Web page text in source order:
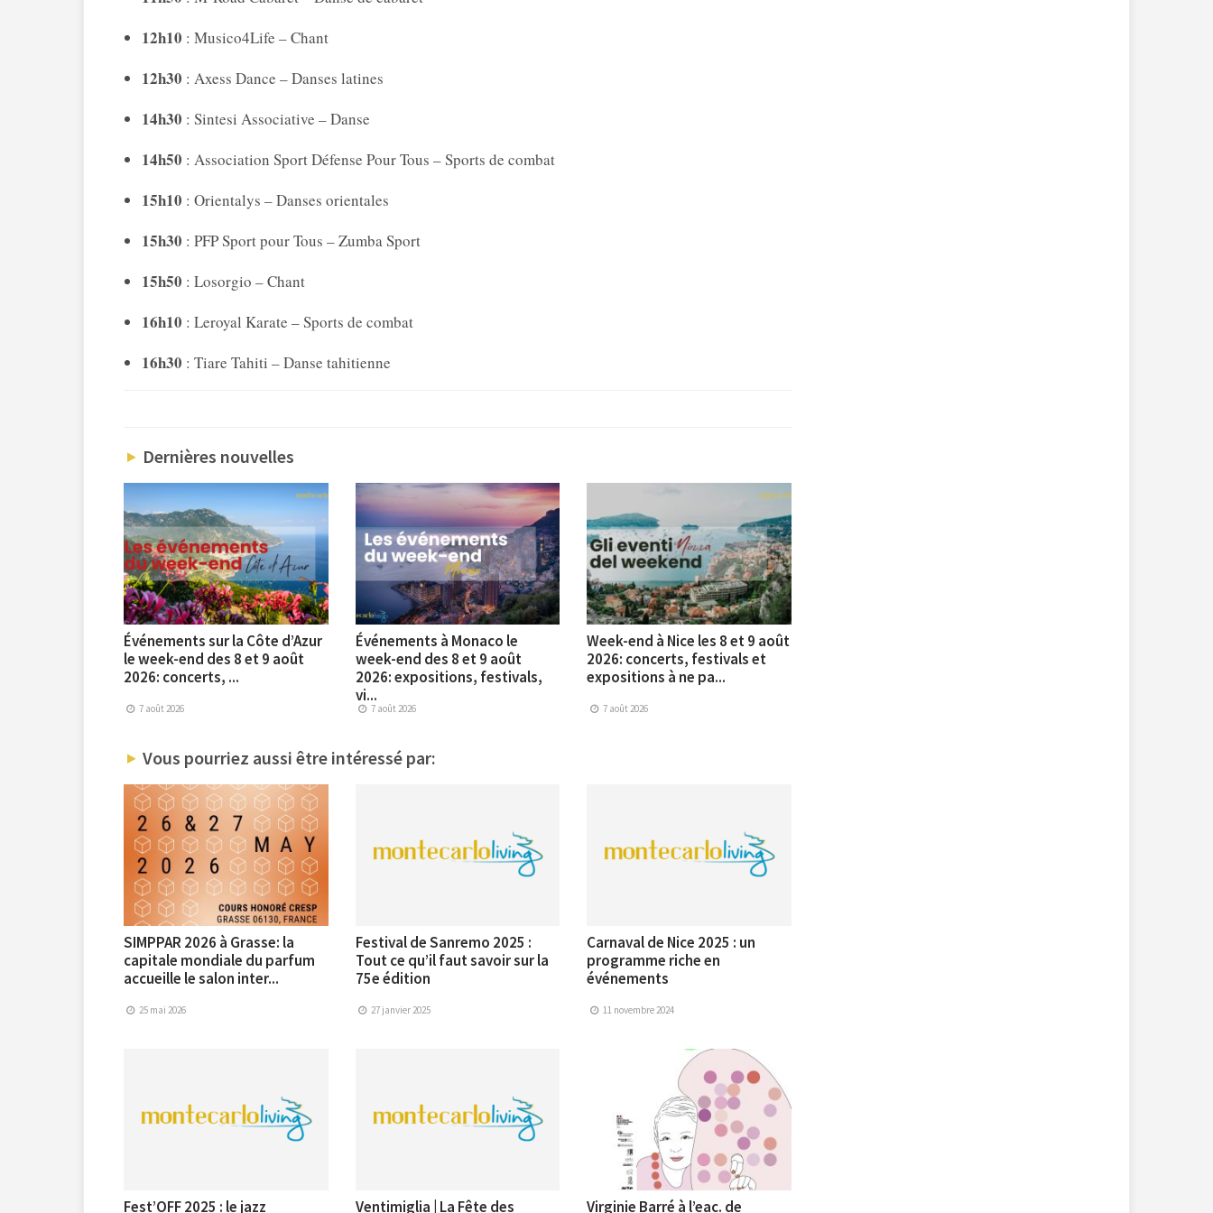
12h10 : Musico4Life – Chant
12h30 : Axess Dance – Danses latines
14h30 : Sintesi Associative – Danse
14h50 : Association Sport Défense Pour Tous – Sports de combat
15h10 : Orientalys – Danses orientales
15h30 : PFP Sport pour Tous – Zumba Sport
15h50 : Losorgio – Chant
16h10 : Leroyal Karate – Sports de combat
16h30 : Tiare Tahiti – Danse tahitienne
Dernières nouvelles
Événements sur la Côte d’Azur
le week-end des 8 et 9 août
2026: concerts, ...
7 août 2026
Événements à Monaco le
week-end des 8 et 9 août
2026: expositions, festivals,
vi...
7 août 2026
Week-end à Nice les 8 et 9 août
2026: concerts, festivals et
expositions à ne pa...
7 août 2026
Vous pourriez aussi être intéressé par:
SIMPPAR 2026 à Grasse: la
capitale mondiale du parfum
accueille le salon inter...
25 mai 2026
Festival de Sanremo 2025 :
Tout ce qu’il faut savoir sur la
75e édition
27 janvier 2025
Carnaval de Nice 2025 : un
programme riche en
événements
11 novembre 2024
Fest’OFF 2025 : le jazz Ventimiglia | La Fête des Virginie Barré à l’eac. de